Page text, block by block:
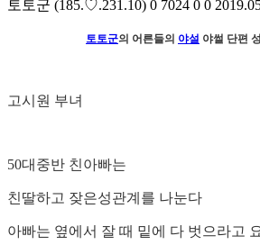
토토군 (185.♡.231.10) 0 7024 0 0
토토군의 어른들의 야설 야썰 단편
고시원 부녀
50대중반 친아빠는
친딸하고 잦은성관계를 나눈다
아빠는 옆에서 잘 때 밑에 다 벗으라고